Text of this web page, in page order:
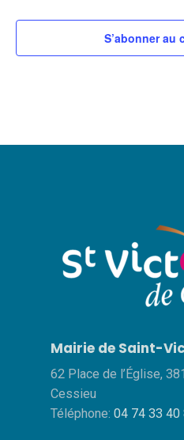
S’abonner au
Mairie de Saint-
62 Place de l’Église,
Cessieu
Téléphone: 04 74 33 40